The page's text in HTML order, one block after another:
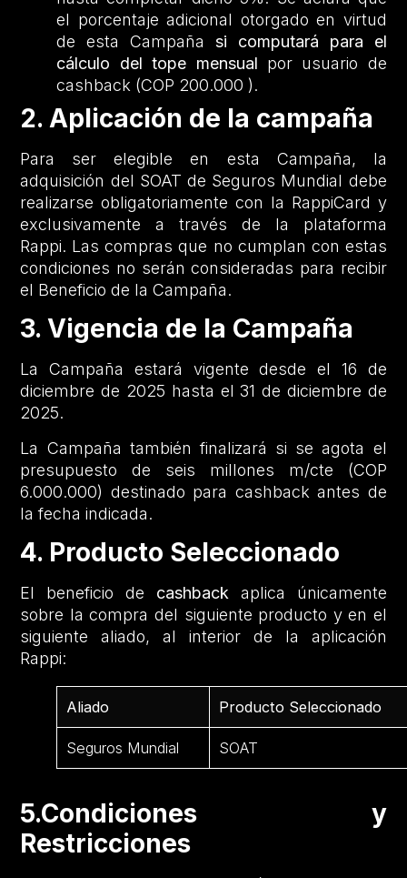
el porcentaje adicional otorgado en virtud
de esta Campaña si computará para el
cálculo del tope mensual por usuario de
cashback (COP 200.000 ).
2. Aplicación de la campaña
Para ser elegible en esta Campaña, la
adquisición del SOAT de Seguros Mundial debe
realizarse obligatoriamente con la RappiCard y
exclusivamente a través de la plataforma
Rappi. Las compras que no cumplan con estas
condiciones no serán consideradas para recibir
el Beneficio de la Campaña.
3. Vigencia de la Campaña
La Campaña estará vigente desde el 16 de
diciembre de 2025 hasta el 31 de diciembre de
2025.
La Campaña también finalizará si se agota el
presupuesto de seis millones m/cte (COP
6.000.000) destinado para cashback antes de
la fecha indicada.
4. Producto Seleccionado
El beneficio de cashback aplica únicamente
sobre la compra del siguiente producto y en el
siguiente aliado, al interior de la aplicación
Rappi:
Aliado Producto Seleccionado
Seguros Mundial SOAT
5.Condiciones y
Restricciones